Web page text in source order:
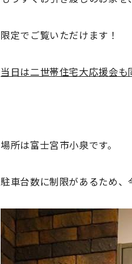
限定でご覧いただけます！
当日は二世帯住宅大応援会も
場所は富士宮市小泉です。
駐車台数に制限があるため、